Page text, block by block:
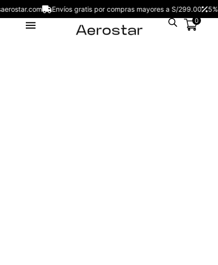
Envíos gratis por compras mayores a S/299.00
0